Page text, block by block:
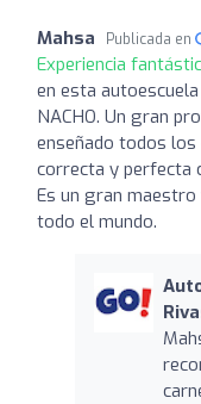
Mahsa Publicada en
Experiencia
en esta
NACHO. Un gran
enseñado todos los
correcta y perfecta
Es un gran maestro
todo el mundo.